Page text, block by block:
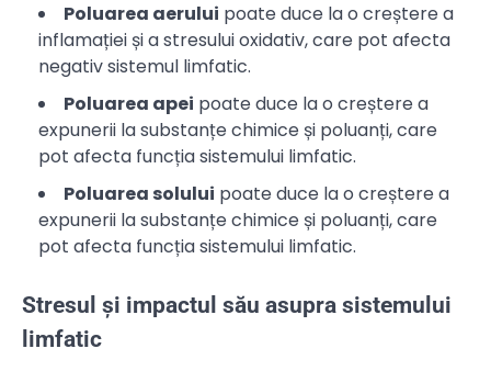
Poluarea aerului poate duce la o creștere a
inflamației și a stresului oxidativ, care pot afecta
negativ sistemul limfatic.
Poluarea apei poate duce la o creștere a
expunerii la substanțe chimice și poluanți, care
pot afecta funcția sistemului limfatic.
Poluarea solului poate duce la o creștere a
expunerii la substanțe chimice și poluanți, care
pot afecta funcția sistemului limfatic.
Stresul și impactul său asupra sistemului
limfatic